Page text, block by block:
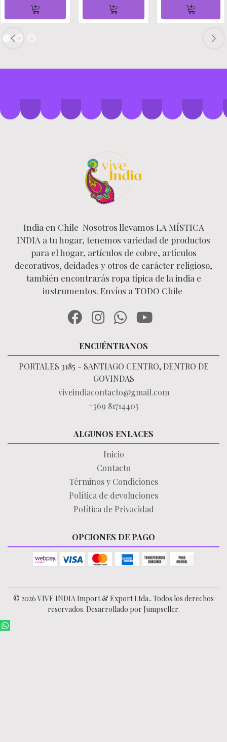
India en Chile Nosotros llevamos LA MÍSTICA
INDIA a tu hogar, tenemos variedad de productos
para el hogar, artículos de cobre, artículos
decorativos, deidades y otros de carácter religioso,
también encontrarás ropa típica de la india e
instrumentos. Envíos a TODO Chile
ENCUÉNTRANOS
PORTALES 3185 - SANTIAGO CENTRO, DENTRO DE
GOVINDAS
viveindiacontacto@gmail.com
+569 81714405
ALGUNOS ENLACES
Inicio
Contacto
Términos y Condiciones
Política de devoluciones
Política de Privacidad
OPCIONES DE PAGO
© 2026 VIVE INDIA Import & Export Ltda.. Todos los derechos
reservados. Desarrollado por Jumpseller.